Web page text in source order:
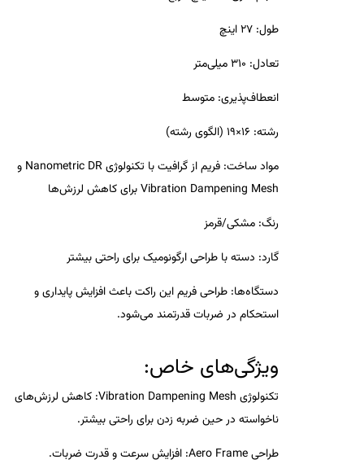
طول:
تعادل:
انعطاف‌پذیری: متوسط
رشته:
مواد ساخت:
فریم از گرافیت با تکنولوژی Nanometric DR و
Vibration Dampening Mesh برای کاهش لرزش‌ها
رنگ: مشکی/قرمز
گارد: دسته با طراحی ارگونومیک برای راحتی بیشتر
دستگاه‌ها: طراحی فریم این راکت باعث افزایش پایداری و
استحکام در ضربات قدرتمند می‌شود.
ویژگی‌های خاص:
تکنولوژی Vibration Dampening Mesh:
کاهش لرزش‌های
ناخواسته در حین ضربه زدن برای راحتی بیشتر.
طراحی Aero Frame:
افزایش سرعت و قدرت ضربات.